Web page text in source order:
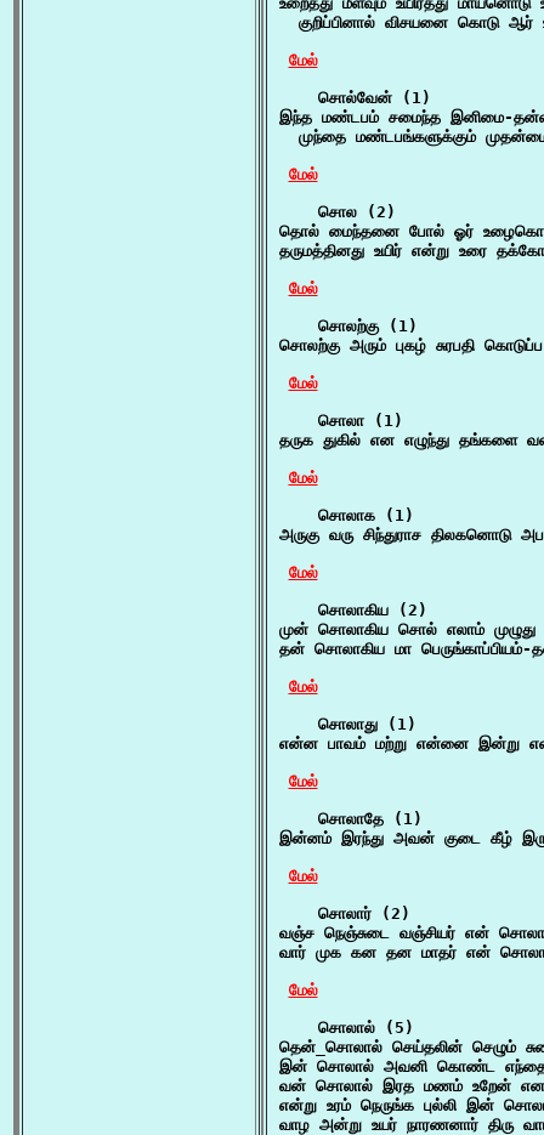
குறிப்பினால் விசயனை கொடு ஆர்
மேல்
    சொல்வேன் (1)
இந்த மண்டபம் சமைந்த இனிமை-
முந்தை மண்டபங்களுக்கும்
மேல்
    சொல (2)
தொல் மைந்தனை போல் ஓர்
தருமத்தினது உயிர் என்று உரை
மேல்
    சொலற்கு (1)
சொலற்கு அரும் புகழ் சுரபதி
மேல்
    சொலா (1)
தருக துகில் என எழுந்து தங்களை
மேல்
    சொலாக (1)
அருகு வரு சிந்துராச
மேல்
    சொலாகிய (2)
முன் சொலாகிய சொல் எலாம்
தன் சொலாகிய மா
மேல்
    சொலாது (1)
என்ன பாவம் மற்று என்னை இன்று
மேல்
    சொலாதே (1)
இன்னம் இரந்து அவன் குடை கீழ்
மேல்
    சொலார் (2)
வஞ்ச நெஞ்சுடை வஞ்சியர் என்
வார் முக கன தன மாதர் என்
மேல்
    சொலால் (5)
தென்_சொலால் செய்தலின் செழும்
இன் சொலால் அவனி கொண்ட எந்தை
வன் சொலால் இரத மணம் உறேன் என
என்று உரம் நெருங்க புல்லி இன்
வாழ அன்று உயர் நாரணனார் திரு